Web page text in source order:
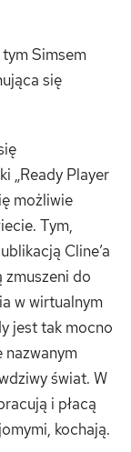
Simsem
się
„Ready Player
możliwie
Tym,
Cline’a
zmuszeni do
w wirtualnym
jest tak mocno
nazwanym
świat. W
i płacą
kochają.